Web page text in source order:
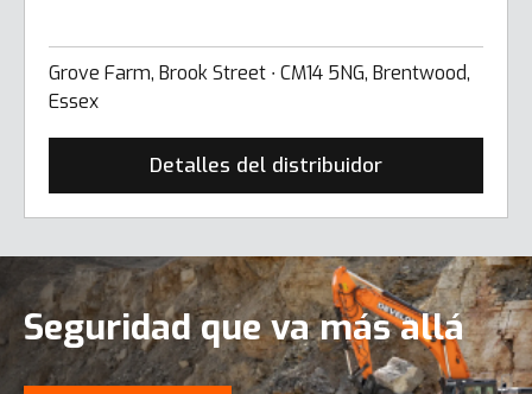
Grove Farm, Brook Street ∙ CM14 5NG, Brentwood,
Essex
Detalles del distribuidor
Seguridad que va más allá